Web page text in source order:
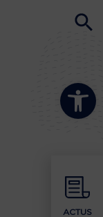
Ouvrir la
ACTUS